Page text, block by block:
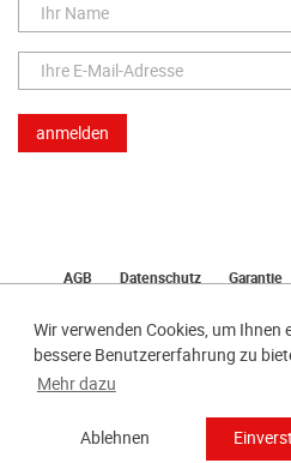
Wir verwenden Cookies, um Ihnen
bessere Benutzererfahrung zu
Mehr dazu
Ablehnen
AGB Datenschutz Garantie